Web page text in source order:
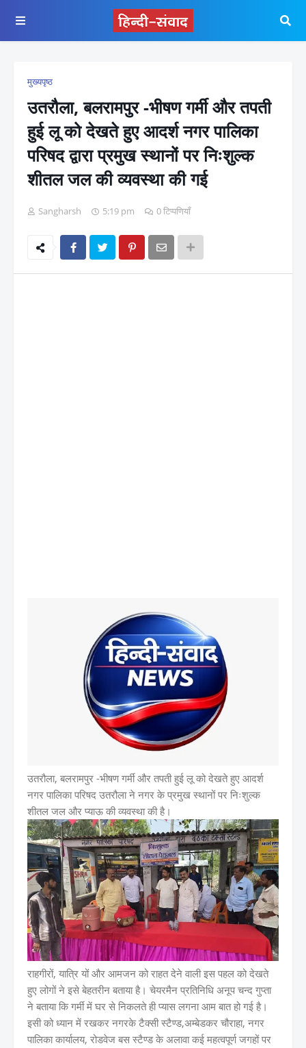
मुख्यपृष्ठ
उतरौला, बलरामपुर -भीषण गर्मी और तपती
हुई लू को देखते हुए आदर्श नगर पालिका
परिषद द्वारा प्रमुख स्थानों पर निःशुल्क
शीतल जल की व्यवस्था की गई
Sangharsh 5:19 pm 0 टिप्पणियाँ
उतरौला, बलरामपुर -भीषण गर्मी और तपती हुई लू को देखते हुए आदर्श
नगर पालिका परिषद उतरौला ने नगर के प्रमुख स्थानों पर निःशुल्क
शीतल जल और प्याऊ की व्यवस्था की है।
राहगीरों, यात्रि यों और आमजन को राहत देने वाली इस पहल को देखते
हुए लोगों ने इसे बेहतरीन बताया है। चेयरमैन प्रतिनिधि अनूप चन्द गुप्ता
ने बताया कि गर्मी में घर से निकलते ही प्यास लगना आम बात हो गई है।
इसी को ध्यान में रखकर नगरके टैक्सी स्टैण्ड,अम्बेडकर चौराहा, नगर
पालिका कार्यालय, रोडवेज बस स्टैण्ड के अलावा कई महत्वपूर्ण जगहों पर